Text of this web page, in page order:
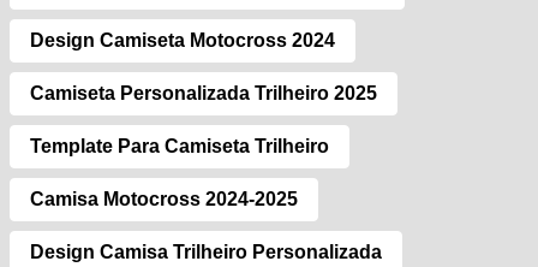
Design Camiseta Motocross 2024
Camiseta Personalizada Trilheiro 2025
Template Para Camiseta Trilheiro
Camisa Motocross 2024-2025
Design Camisa Trilheiro Personalizada